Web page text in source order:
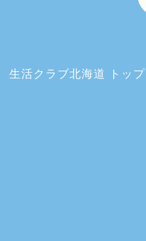
生活クラブ北海道 トップ